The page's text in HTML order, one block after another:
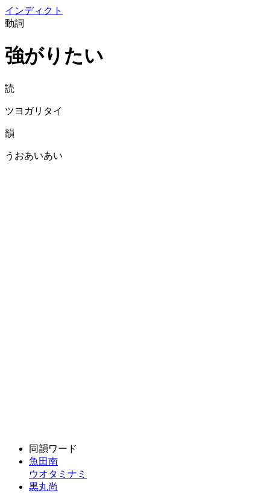
インディクト
動詞
強がりたい
読
ツヨガリタイ
韻
うおあいあい
同韻ワード
魚田南
ウオタミナミ
黒丸尚